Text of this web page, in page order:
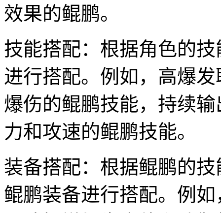
效果的鲲鹏。
技能搭配：根据角色的
进行搭配。例如，高爆
爆伤的鲲鹏技能，持续
力和攻速的鲲鹏技能。
装备搭配：根据鲲鹏的
鲲鹏装备进行搭配。例